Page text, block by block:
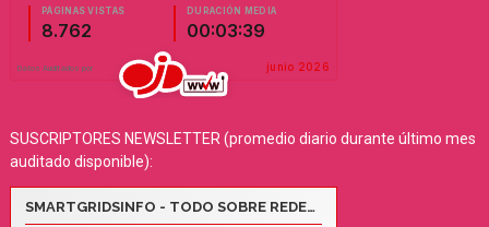
SUSCRIPTORES NEWSLETTER (promedio diario durante último mes
auditado disponible):